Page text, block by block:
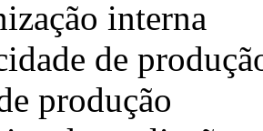
interna
de
produção